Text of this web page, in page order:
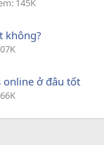
145K
không?
online ở đâu tốt